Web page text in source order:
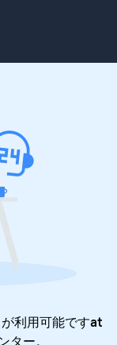
利用可能ですat
ター。